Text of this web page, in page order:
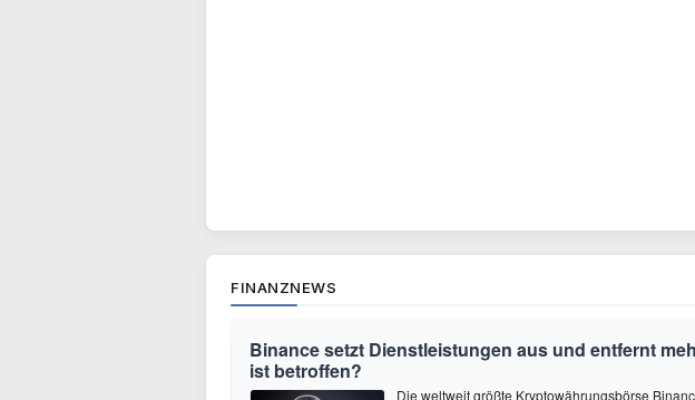
FINANZNEWS
Binance setzt Dienstleistungen aus und entfernt
ist betroffen?
Die weltweit größte Kryptowährungsbörse